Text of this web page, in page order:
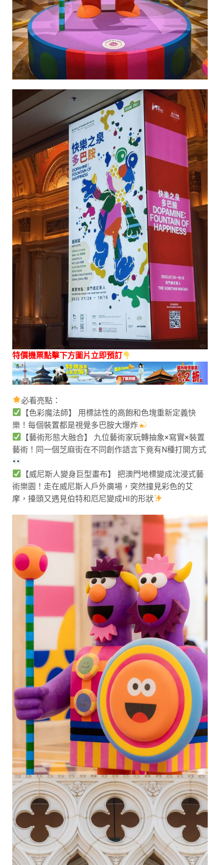
特價機票點擊下方圖片立即預訂
必看亮點：
【色彩魔法師】 用標誌性的高飽和色塊重新定義快
樂！每個裝置都是視覺多巴胺大爆炸
【藝術形態大融合】 九位藝術家玩轉抽象×寫實×裝置
藝術！同一個芝麻街在不同創作語言下竟有N種打開方式
【威尼斯人變身巨型畫布】 把澳門地標變成沈浸式藝
術樂園！走在威尼斯人戶外廣場，突然撞見彩色的艾
摩，擡頭又遇見伯特和厄尼變成HI的形狀